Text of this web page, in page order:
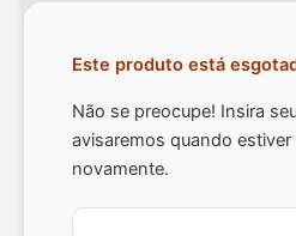
Este produto está
Não se preocupe! Insira
avisaremos quando
novamente.